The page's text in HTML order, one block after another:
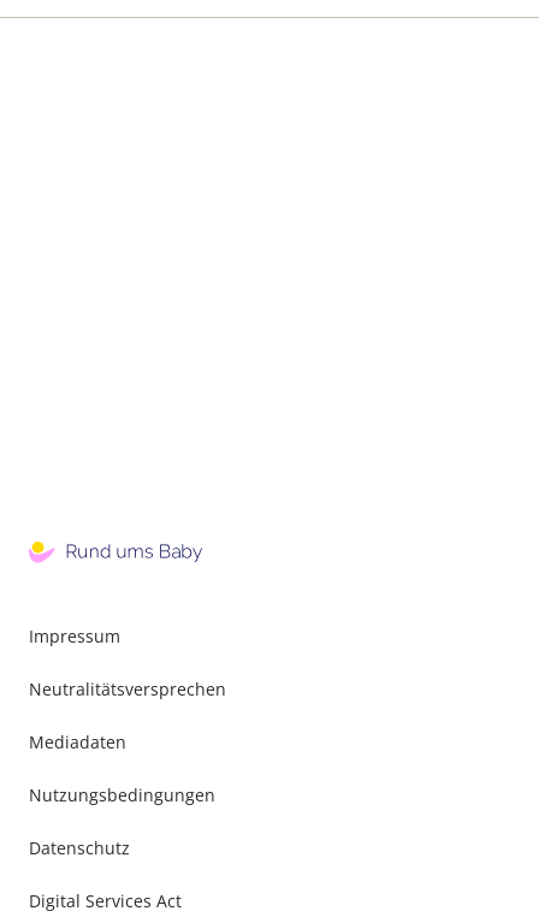
Impressum
Neutralitätsversprechen
Mediadaten
Nutzungsbedingungen
Datenschutz
Digital Services Act